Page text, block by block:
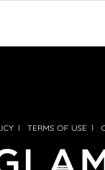
l TERMS OF USE l